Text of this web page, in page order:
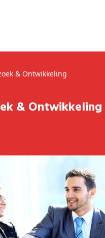
& Ontwikkeling
& Ontwikkeling